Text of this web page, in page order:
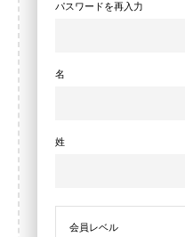
パスワードを再入力
名
姓
会員レベル